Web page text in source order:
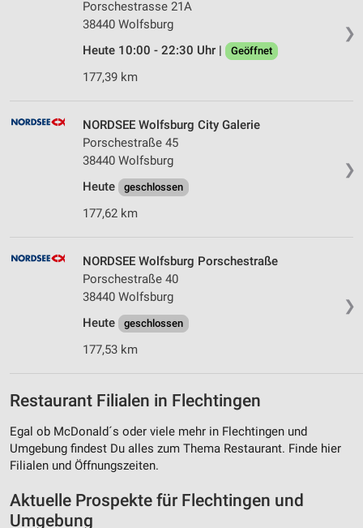
❯
Porschestrasse 21A
38440 Wolfsburg
Heute 10:00 - 22:30 Uhr |
Geöffnet
177,39 km
❯
NORDSEE Wolfsburg City Galerie
Porschestraße 45
38440 Wolfsburg
Heute
geschlossen
177,62 km
❯
NORDSEE Wolfsburg Porschestraße
Porschestraße 40
38440 Wolfsburg
Heute
geschlossen
177,53 km
Restaurant Filialen in Flechtingen
Egal ob McDonald´s oder viele mehr in Flechtingen und
Umgebung findest Du alles zum Thema Restaurant. Finde hier
Filialen und Öffnungszeiten.
Aktuelle Prospekte für Flechtingen und
Umgebung